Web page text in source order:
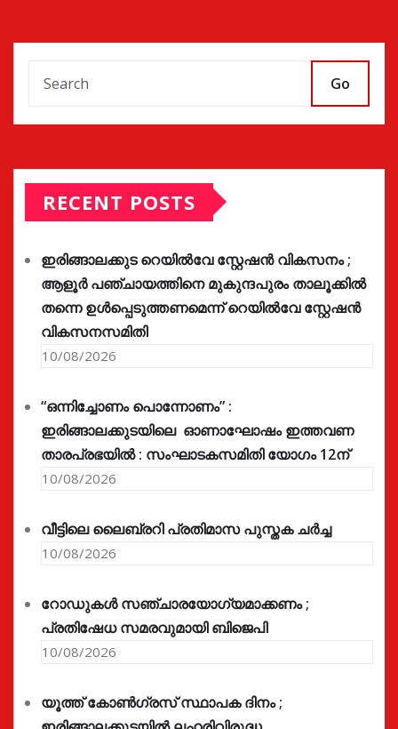
Go
RECENT POSTS
ഇരിങ്ങാലക്കുട റെയിൽവേ സ്റ്റേഷൻ വികസനം ;
ആളൂർ പഞ്ചായത്തിനെ മുകുന്ദപുരം താലൂക്കിൽ
തന്നെ ഉൾപ്പെടുത്തണമെന്ന് റെയിൽവേ സ്റ്റേഷൻ
വികസനസമിതി
10/08/2026
“ഒന്നിച്ചോണം പൊന്നോണം” :
ഇരിങ്ങാലക്കുടയിലെ ഓണാഘോഷം ഇത്തവണ
താരപ്രഭയിൽ : സംഘാടകസമിതി യോഗം 12ന്
10/08/2026
വീട്ടിലെ ലൈബ്രറി പ്രതിമാസ പുസ്തക ചർച്ച
10/08/2026
റോഡുകൾ സഞ്ചാരയോഗ്യമാക്കണം ;
പ്രതിഷേധ സമരവുമായി ബിജെപി
10/08/2026
യൂത്ത് കോൺഗ്രസ്‌ സ്ഥാപക ദിനം ;